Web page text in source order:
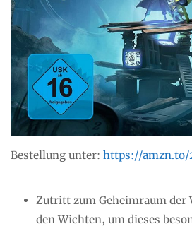
Bestellung unter: https://amzn.to/
Zutritt zum Geheimraum der
den Wichten, um dieses